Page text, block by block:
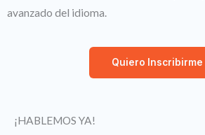
avanzado del idioma.
Quiero Inscribirme
¡HABLEMOS YA!